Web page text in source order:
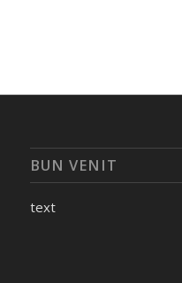
BUN VENIT
text